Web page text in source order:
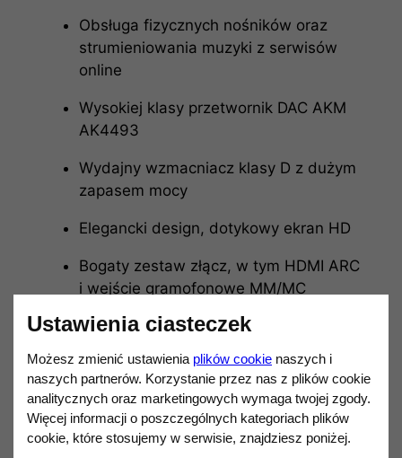
Obsługa fizycznych nośników oraz
strumieniowania muzyki z serwisów
online
Wysokiej klasy przetwornik DAC AKM
AK4493
Wydajny wzmacniacz klasy D z dużym
zapasem mocy
Elegancki design, dotykowy ekran HD
Bogaty zestaw złącz, w tym HDMI ARC
i wejście gramofonowe MM/MC
Możliwość sterowania aplikacją i
Idealne rozwiązanie do systemów
stereo i AV
Ustawienia ciasteczek
Możesz zmienić ustawienia plików cookie naszych i
naszych partnerów. Korzystanie przez nas z plików cookie
analitycznych oraz marketingowych wymaga twojej zgody.
Więcej informacji o poszczególnych kategoriach plików
cookie, które stosujemy w serwisie, znajdziesz poniżej.